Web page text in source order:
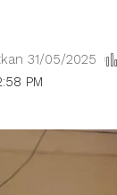
PM
31/05/2025